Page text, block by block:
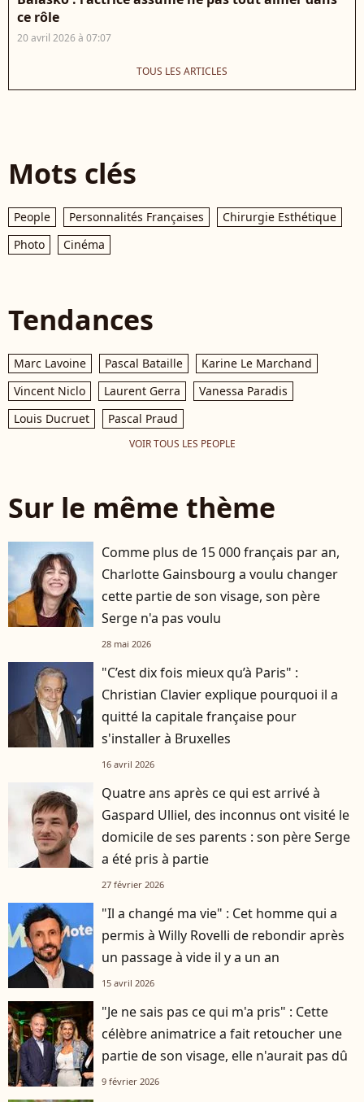
ce rôle
20 avril 2026 à 07:07
TOUS LES ARTICLES
Mots clés
People Personnalités Françaises
Chirurgie Esthétique
Photo
Cinéma
Tendances
Marc Lavoine Pascal Bataille
Karine Le Marchand
Vincent Niclo
Laurent Gerra
Vanessa Paradis
Louis Ducruet
Pascal Praud
VOIR TOUS LES PEOPLE
Sur le même thème
Comme plus de 15 000 français par an,
Charlotte Gainsbourg a voulu changer
cette partie de son visage, son père
Serge n'a pas voulu
28 mai 2026
"C’est dix fois mieux qu’à Paris" :
Christian Clavier explique pourquoi il a
quitté la capitale française pour
s'installer à Bruxelles
16 avril 2026
Quatre ans après ce qui est arrivé à
Gaspard Ulliel, des inconnus ont visité le
domicile de ses parents : son père Serge
a été pris à partie
27 février 2026
"Il a changé ma vie" : Cet homme qui a
permis à Willy Rovelli de rebondir après
un passage à vide il y a un an
15 avril 2026
"Je ne sais pas ce qui m'a pris" : Cette
célèbre animatrice a fait retoucher une
partie de son visage, elle n'aurait pas dû
9 février 2026